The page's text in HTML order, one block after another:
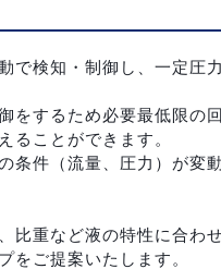
で検知・制御し、一定圧
をするため必要最低限の
ることができます。
条件（流量、圧力）が変
比重など液の特性に合わ
をご提案いたします。